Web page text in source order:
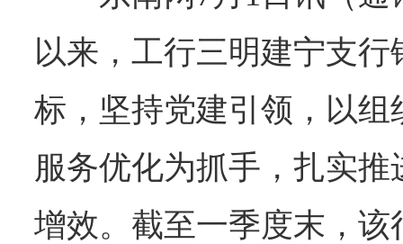
以来，工行三明建宁支
标，坚持党建引领，以
服务优化为抓手，扎实
增效。截至一季度末，